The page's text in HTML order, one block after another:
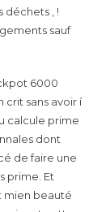
déchets , !
sauf
sans avoir í
calcule prime
dont
de faire une
prime. Et
mien beauté